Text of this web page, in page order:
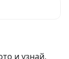
и узнай,